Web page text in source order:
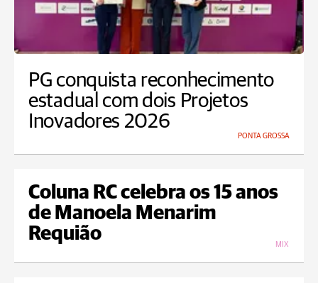
PG conquista reconhecimento
estadual com dois Projetos
Inovadores 2026
PONTA GROSSA
Coluna RC celebra os 15 anos
de Manoela Menarim
Requião
MIX